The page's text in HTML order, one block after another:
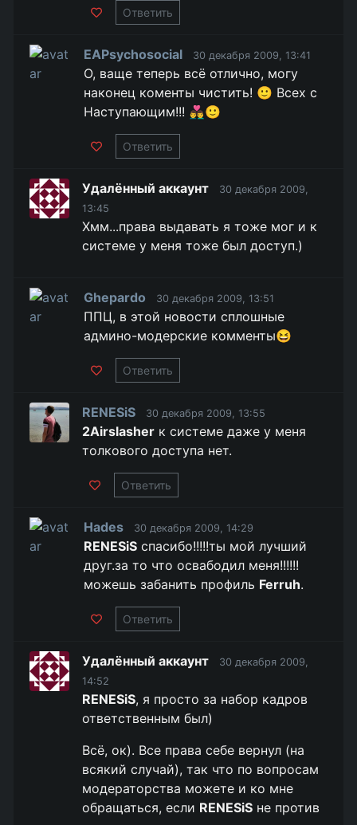
Ответить
EAPsychosocial 30 декабря 2009, 13:41
О, ваще теперь всё отлично, могу
наконец коменты чистить! 🙂 Всех с
Наступающим!!! 👨‍❤️‍👨🙂
Ответить
Удалённый аккаунт
30 декабря 2009,
13:45
Хмм...права выдавать я тоже мог и к
системе у меня тоже был доступ.)
Ghepardo 30 декабря 2009, 13:51
ППЦ, в этой новости сплошные
админо-модерские комменты😆
Ответить
RENESiS 30 декабря 2009, 13:55
2Airslasher к системе даже у меня
толкового доступа нет.
Ответить
Hades 30 декабря 2009, 14:29
RENESiS спасибо!!!!!ты мой лучший
друг.за то что освабодил меня!!!!!!
можешь забанить профиль Ferruh.
Ответить
Удалённый аккаунт
30 декабря 2009,
14:52
RENESiS, я просто за набор кадров
ответственным был)
Всё, ок). Все права себе вернул (на
всякий случай), так что по вопросам
модераторства можете и ко мне
обращаться, если RENESiS не против